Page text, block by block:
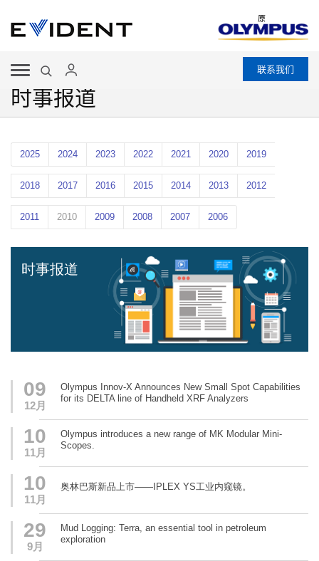
原
联系我们
时事报道
2025 2024 2023 2022 2021 2020 2019
2018 2017 2016 2015 2014 2013 2012
2011 2010 2009 2008 2007 2006
时事报道
09
12月
Olympus Innov-X Announces New Small Spot Capabilities
for its DELTA line of Handheld XRF Analyzers
10
11月
Olympus introduces a new range of MK Modular Mini-
Scopes.
10
11月
奥林巴斯新品上市——IPLEX YS工业内窥镜。
29
9月
Mud Logging: Terra, an essential tool in petroleum
exploration